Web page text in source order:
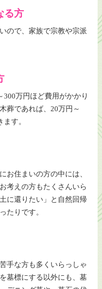
る方
ので、家族で宗教や宗派
万円ほど費用がかかり
葬であれば、20万円～
す。
お住まいの方の中には、
考えの方もたくさんいら
に還りたい」と自然回帰
たりです。
手な方も多くいらっしゃ
墓標にする以外にも、墓